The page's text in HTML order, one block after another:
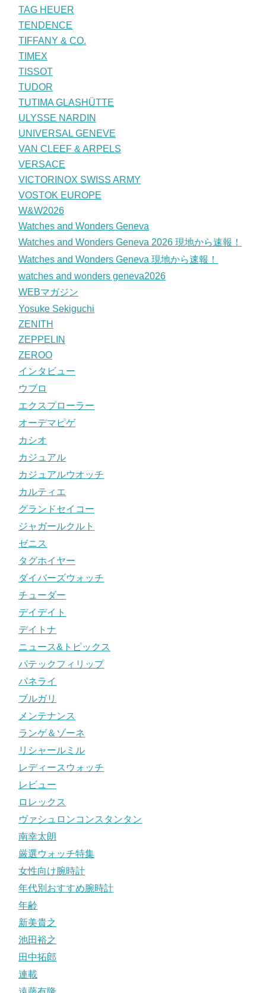
TAG HEUER
TENDENCE
TIFFANY & CO.
TIMEX
TISSOT
TUDOR
TUTIMA GLASHÜTTE
ULYSSE NARDIN
UNIVERSAL GENEVE
VAN CLEEF & ARPELS
VERSACE
VICTORINOX SWISS ARMY
VOSTOK EUROPE
W&W2026
Watches and Wonders Geneva
Watches and Wonders Geneva 2026 現地から速報！
Watches and Wonders Geneva 現地から速報！
watches and wonders geneva2026
WEBマガジン
Yosuke Sekiguchi
ZENITH
ZEPPELIN
ZEROO
インタビュー
ウブロ
エクスプローラー
オーデマピゲ
カシオ
カジュアル
カジュアルウオッチ
カルティエ
グランドセイコー
ジャガールクルト
ゼニス
タグホイヤー
ダイバーズウォッチ
チューダー
デイデイト
デイトナ
ニュース&トピックス
パテックフィリップ
パネライ
ブルガリ
メンテナンス
ランゲ＆ゾーネ
リシャールミル
レディースウォッチ
レビュー
ロレックス
ヴァシュロンコンスタンタン
南幸太朗
厳選ウォッチ特集
女性向け腕時計
年代別おすすめ腕時計
年齢
新美貴之
池田裕之
田中拓郎
連載